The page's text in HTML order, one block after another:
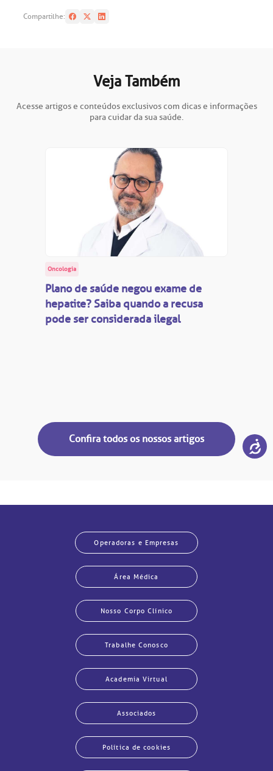
Compartilhe:
Veja Também
Acesse artigos e conteúdos exclusivos com dicas e informações
para cuidar da sua saúde.
Oncologia
Plano de saúde negou exame de
hepatite? Saiba quando a recusa
pode ser considerada ilegal
Confira todos os nossos artigos
Operadoras e Empresas
Área Médica
Nosso Corpo Clínico
Trabalhe Conosco
Academia Virtual
Associados
Política de cookies